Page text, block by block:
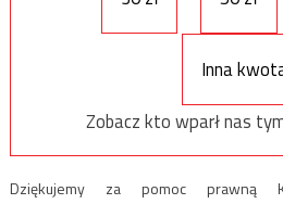
Inna
Zobacz kto wparł nas
Dziękujemy za pomoc prawną